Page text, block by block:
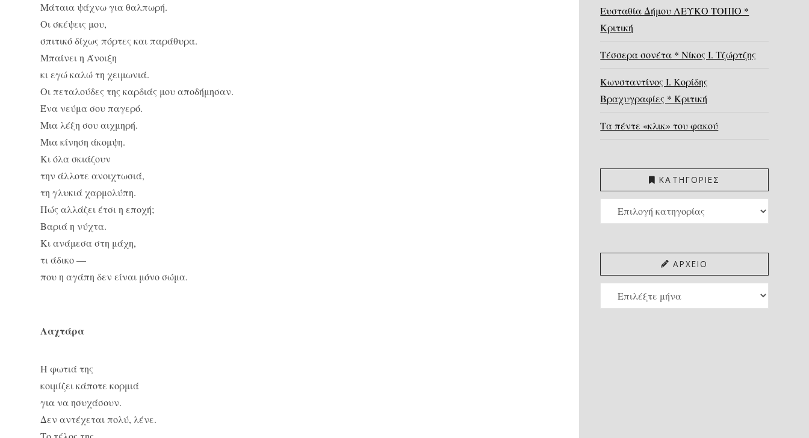
Μάταια ψάχνω για θαλπωρή.
Οι σκέψεις μου,
σπιτικό δίχως πόρτες και παράθυρα.
Μπαίνει η Άνοιξη
κι εγώ καλώ τη χειμωνιά.
Οι πεταλούδες της καρδιάς μου αποδήμησαν.
Ένα νεύμα σου παγερό.
Μια λέξη σου αιχμηρή.
Μια κίνηση άκομψη.
Κι όλα σκιάζουν
την άλλοτε ανοιχτωσιά,
τη γλυκιά χαρμολύπη.
Πώς αλλάζει έτσι η εποχή;
Βαριά η νύχτα.
Κι ανάμεσα στη μάχη,
τι άδικο —
που η αγάπη δεν είναι μόνο σώμα.
Λαχτάρα
Η φωτιά της
κοιμίζει κάποτε κορμιά
για να ησυχάσουν.
Δεν αντέχεται πολύ, λένε.
Ευσταθία Δήμου ΛΕΥΚΟ ΤΟΠΙΟ *
Κριτική
Τέσσερα σονέτα * Νίκος Ι. Τζώρτζης
Κωνσταντίνος Ι. Κορίδης
Βραχυγραφίες * Κριτική
Τα πέντε «κλικ» του φακού
ΚΑΤΗΓΟΡΙΕΣ
ΚΑΤΗΓΟΡΙΕΣ
ΑΡΧΕΙΟ
ΑΡΧΕΙΟ